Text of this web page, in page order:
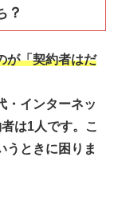
？
が「契約者はだ
・インターネッ
は1人です。こ
うときに困りま